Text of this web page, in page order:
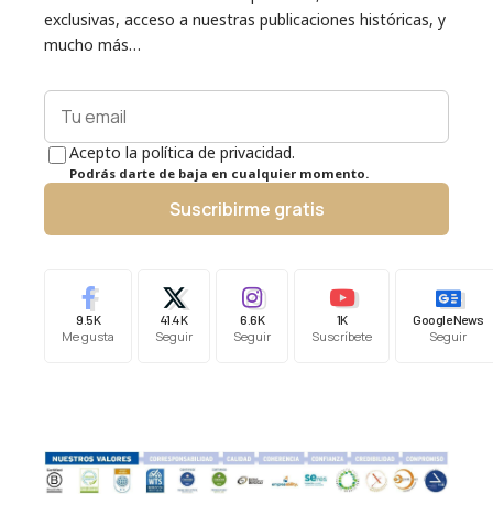
exclusivas, acceso a nuestras publicaciones históricas, y
mucho más…
Acepto la política de privacidad.
Podrás darte de baja en cualquier momento.
Suscribirme gratis
9.5K
Me gusta
41.4K
Seguir
6.6K
Seguir
1K
Suscríbete
Google News
Seguir